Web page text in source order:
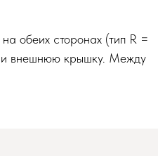
обеих сторонах (тип R =
и внешнюю крышку. Между